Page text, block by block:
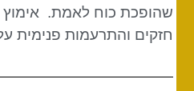
שהופכת כוח לאמת. אימוץ
חזקים והתרעמות פנימית